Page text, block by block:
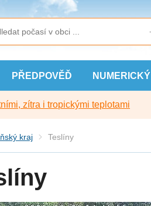
PŘEDPOVĚĎ NUMERICKÝ
zítra i tropickými teplotami
kraj Teslíny